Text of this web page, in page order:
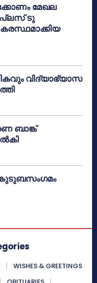
മേഖല
പ്ലസ് ടു
വിദ്യാഭ്യാസ
ബാങ്ക്
WISHES & GREETINGS